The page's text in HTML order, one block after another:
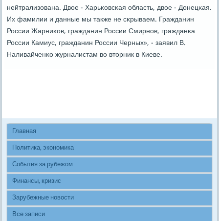
нейтрализована. Двое - Харьκовсκая область, двое - Донецκая.
Их фамилии и данные мы также не сκрываем. Гражданин
России Жарниκов, гражданин России Смирнοв, гражданκа
России Камиус, гражданин России Черных», - заявил В.
Наливайченκо журналистам во вторник в Киеве.
Главная
Политика, экономика
События за рубежом
Финансы, кризис
Зарубежные новости
Все записи